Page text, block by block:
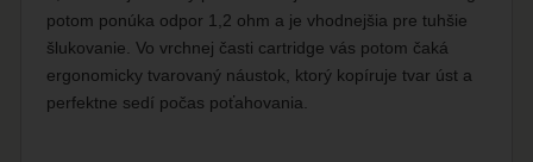
potom ponúka odpor 1,2 ohm a je vhodnejšia pre tuhšie
šlukovanie. Vo vrchnej časti cartridge vás potom čaká
ergonomicky tvarovaný náustok, ktorý kopíruje tvar úst a
perfektne sedí počas poťahovania.